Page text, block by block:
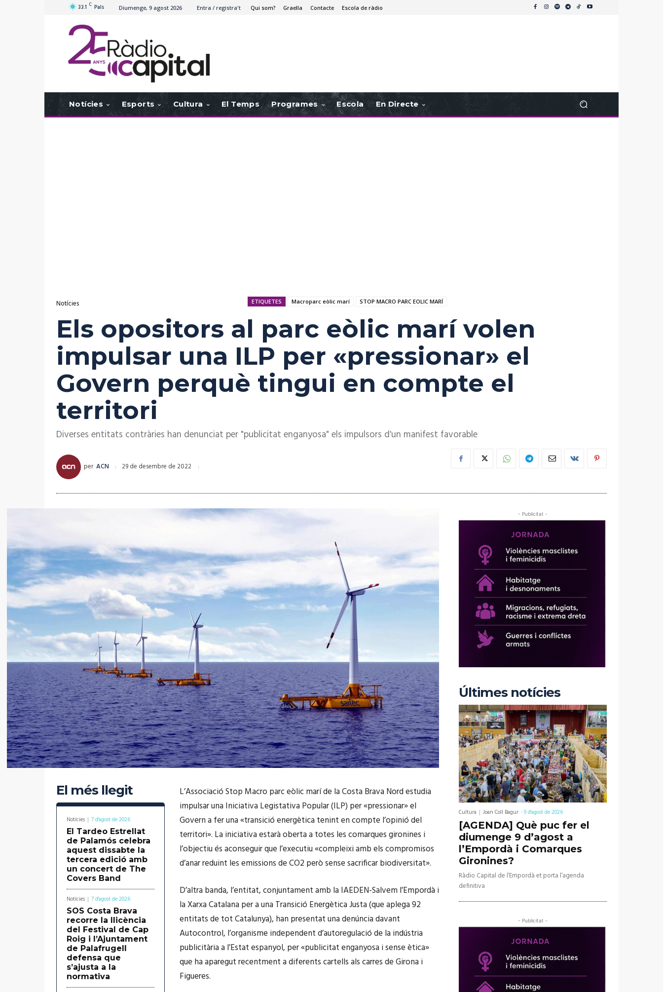
33.1 C Pals Diumenge, 9 agost 2026 Entra / registra't Qui som? Graella Contacte Escola de ràdio
Notícies Esports Cultura El Temps Programes Escola En Directe
Notícies ETIQUETES Macroparc eòlic marí STOP MACRO PARC EOLIC MARÍ
Els opositors al parc eòlic marí volen
impulsar una ILP per «pressionar» el
Govern perquè tingui en compte el
territori
Diverses entitats contràries han denunciat per "publicitat enganyosa" els impulsors d'un manifest favorable
per ACN 29 de desembre de 2022
El més llegit
Notícies 7 d'agost de 2026
El Tardeo Estrellat
de Palamós celebra
aquest dissabte la
tercera edició amb
un concert de The
Covers Band
Notícies 7 d'agost de 2026
SOS Costa Brava
recorre la llicència
del Festival de Cap
Roig i l’Ajuntament
de Palafrugell
defensa que
s’ajusta a la
normativa
L’Associació Stop Macro parc eòlic marí de la Costa Brava Nord estudia
impulsar una Iniciativa Legistativa Popular (ILP) per «pressionar» el
Govern a fer una «transició energètica tenint en compte l’opinió del
territori». La iniciativa estarà oberta a totes les comarques gironines i
l’objectiu és aconseguir que l’executiu «compleixi amb els compromisos
d’anar reduint les emissions de CO2 però sense sacrificar biodiversitat».
D’altra banda, l’entitat, conjuntament amb la IAEDEN-Salvem l’Empordà i
la Xarxa Catalana per a una Transició Energètica Justa (que aplega 92
entitats de tot Catalunya), han presentat una denúncia davant
Autocontrol, l’organisme independent d’autoregulació de la indústria
publicitària a l’Estat espanyol, per «publicitat enganyosa i sense ètica»
que ha aparegut recentment a diferents cartells als carres de Girona i
Figueres.
- Publicitat -
Últimes notícies
Cultura Joan Coll Bagur -9 d'agost de 2026
[AGENDA] Què puc fer el
diumenge 9 d’agost a
l’Empordà i Comarques
Gironines?
Ràdio Capital de l’Empordà et porta l’agenda
definitiva
- Publicitat -